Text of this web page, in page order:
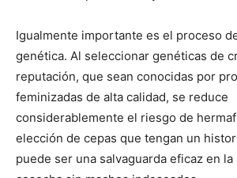
Igualmente importante es el proceso
genética. Al seleccionar genéticas de
reputación, que sean conocidas por
feminizadas de alta calidad, se reduce
considerablemente el riesgo de
elección de cepas que tengan un
puede ser una salvaguarda eficaz en